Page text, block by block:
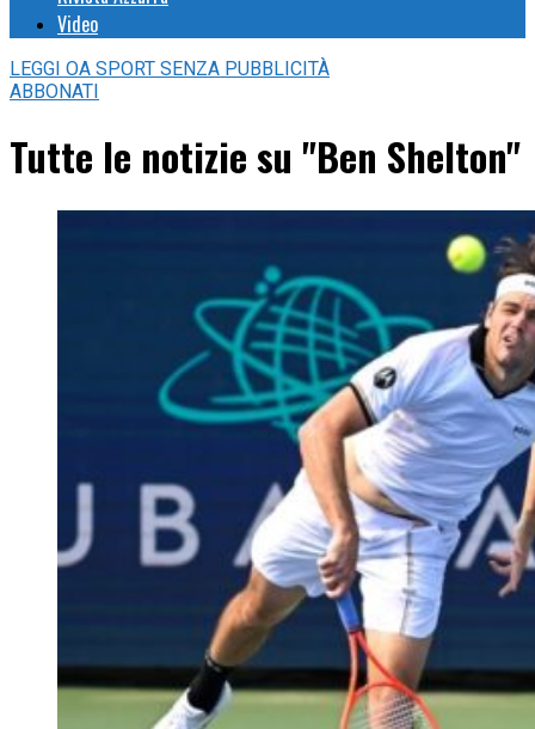
Video
LEGGI OA SPORT SENZA PUBBLICITÀ
ABBONATI
Tutte le notizie su "Ben Shelton"